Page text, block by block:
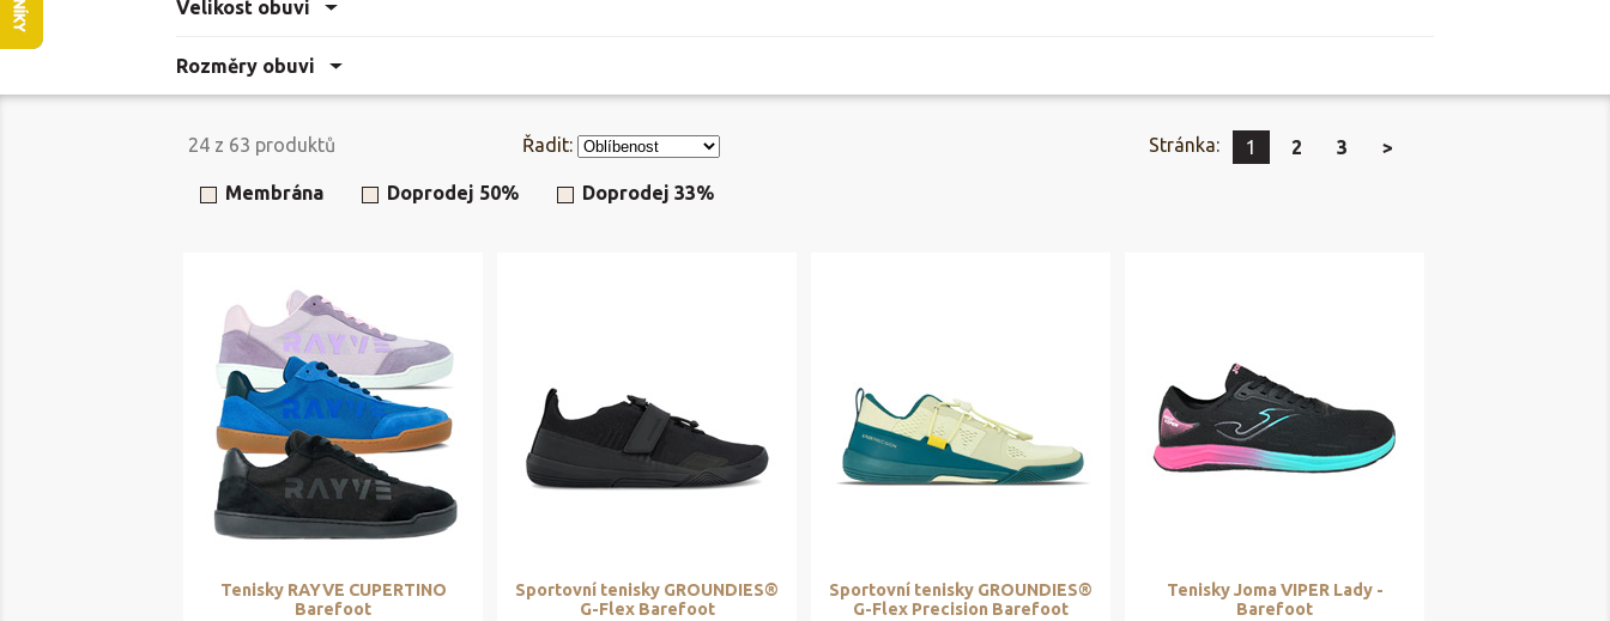
Velikost obuvi
Rozměry obuvi
24 z 63 produktů Řadit: Stránka: 1 2 3 >
Membrána Doprodej 50% Doprodej 33%
Tenisky RAYVE CUPERTINO
Barefoot
Sportovní tenisky GROUNDIES®
G-Flex Barefoot
Sportovní tenisky GROUNDIES®
G-Flex Precision Barefoot
Tenisky Joma VIPER Lady -
Barefoot